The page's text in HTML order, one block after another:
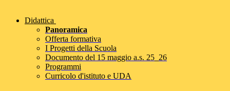
Didattica
Panoramica
Offerta formativa
I Progetti della Scuola
Documento del 15 maggio a.s. 25_26
Programmi
Curricolo d'istituto e UDA